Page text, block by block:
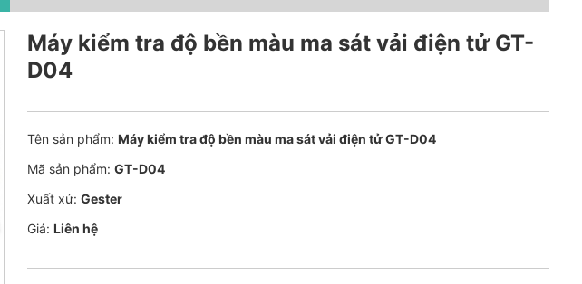
Máy kiểm tra độ bền màu ma sát vải điện tử GT-
D04
Tên sản phẩm: Máy kiểm tra độ bền màu ma sát vải điện tử GT-D04
Mã sản phẩm: GT-D04
Xuất xứ: Gester
Giá: Liên hệ